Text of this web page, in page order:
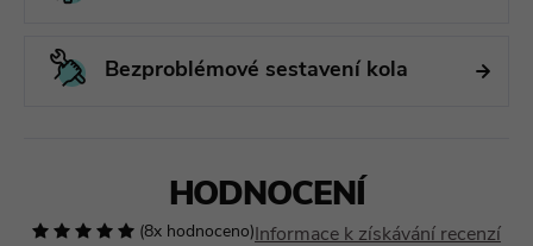
Bezproblémové sestavení kola
HODNOCENÍ
(8x hodnoceno) Informace k získávání recenzí